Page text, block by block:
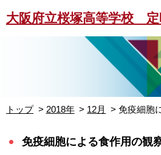
大阪府立桜塚高等学校 定
トップ 2018年 12月 免疫細胞
免疫細胞による食作用の観